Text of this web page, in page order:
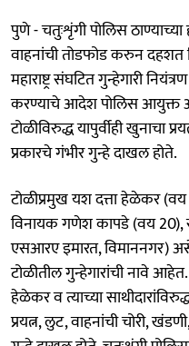
पुणे - चतुःशृंगी पोलिस
वाहनांची तोडफोड करुन दहशत
महाराष्ट्र संघटित गुन्हेगारी
करण्याचे आदेश पोलिस आयुक्त
टोळीविरुद्ध यापुर्वीही खुनाचा
प्रकारचे गंभीर गुन्हे दाखल होते.
टोळीप्रमुख यश दत्ता हेळेकर
विनायक गणेश कापडे (वय 20),
एसआरए इमारत, विमाननगर)
टोळीतील गुन्हेगारांची नावे
हेळेकर व त्याच्या
प्रयत्न, लुट, वाहनांची चोरी,